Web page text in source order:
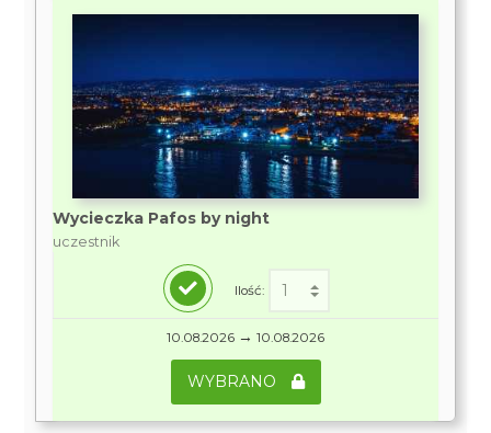
Wycieczka Pafos by night
uczestnik
Ilość:
10.08.2026 → 10.08.2026
WYBRANO